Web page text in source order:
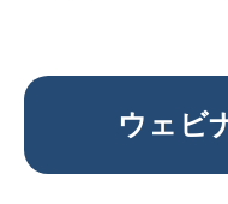
ウェビ